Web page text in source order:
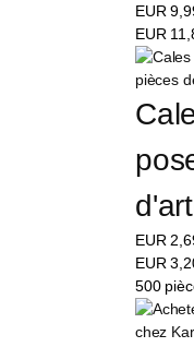
EUR
EUR
EUR
EUR
500